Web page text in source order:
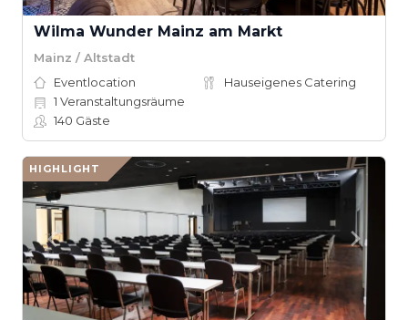
Wilma Wunder Mainz am Markt
Mainz / Altstadt
Eventlocation
Hauseigenes Catering
1 Veranstaltungsräume
140 Gäste
HIGHLIGHT